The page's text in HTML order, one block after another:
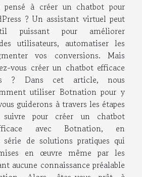
pensé à créer un chatbot pour
? Un assistant virtuel peut
puissant pour améliorer
utilisateurs, automatiser les
vos conversions. Mais
vous créer un chatbot efficace
? Dans cet article, nous
utiliser Botnation pour y
guiderons à travers les étapes
suivre pour créer un chatbot
avec Botnation, en
série de solutions pratiques qui
en œuvre même par les
aucune connaissance préalable